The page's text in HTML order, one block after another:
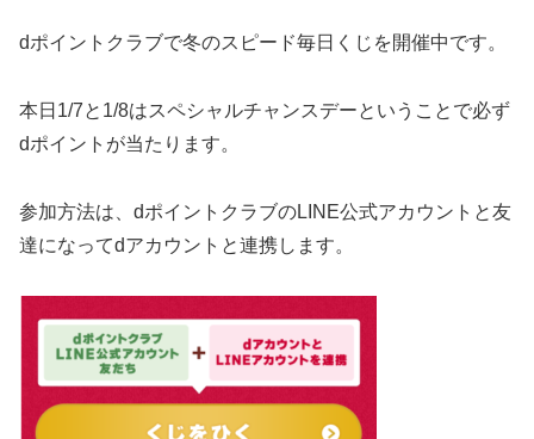
dポイントクラブで冬のスピード毎日くじを開催中です。
本日1/7と1/8はスペシャルチャンスデーということで必ず
dポイントが当たります。
参加方法は、dポイントクラブのLINE公式アカウントと友
達になってdアカウントと連携します。